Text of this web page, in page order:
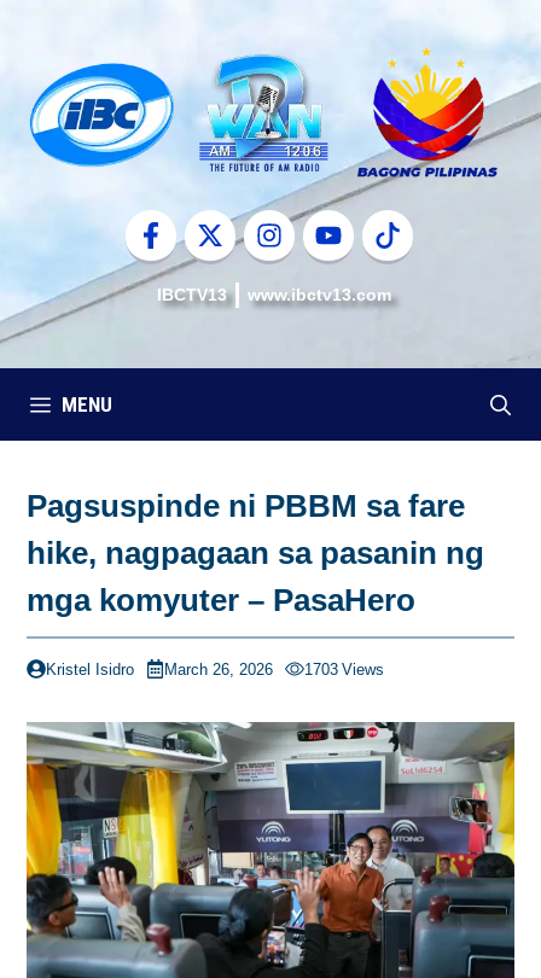
content
IBCTV13 www.ibctv13.com
MENU
Pagsuspinde ni PBBM sa fare
hike, nagpagaan sa pasanin ng
mga komyuter – PasaHero
Kristel Isidro March 26, 2026 1703 Views